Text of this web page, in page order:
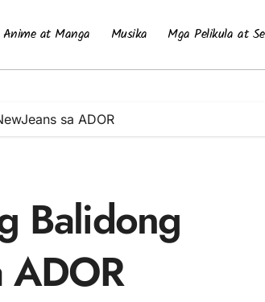
Anime at Manga Musika Mga Pelikula at
sa ADOR
Balidong
ADOR